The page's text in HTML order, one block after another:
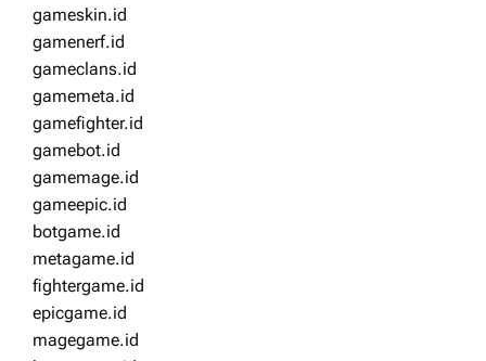
gameskin.id
gamenerf.id
gameclans.id
gamemeta.id
gamefighter.id
gamebot.id
gamemage.id
gameepic.id
botgame.id
metagame.id
fightergame.id
epicgame.id
magegame.id